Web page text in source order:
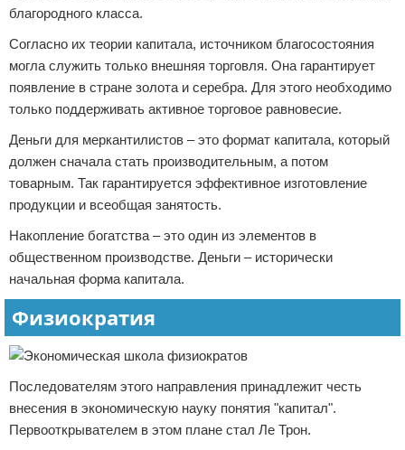
благородного класса.
Согласно их теории капитала, источником благосостояния
могла служить только внешняя торговля. Она гарантирует
появление в стране золота и серебра. Для этого необходимо
только поддерживать активное торговое равновесие.
Деньги для меркантилистов – это формат капитала, который
должен сначала стать производительным, а потом
товарным. Так гарантируется эффективное изготовление
продукции и всеобщая занятость.
Накопление богатства – это один из элементов в
общественном производстве. Деньги – исторически
начальная форма капитала.
Физиократия
Последователям этого направления принадлежит честь
внесения в экономическую науку понятия "капитал".
Первооткрывателем в этом плане стал Ле Трон.